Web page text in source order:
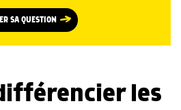
SA QUESTION
les